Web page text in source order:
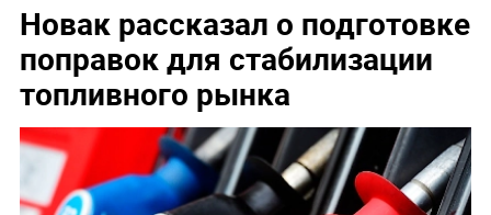
Новак рассказал о подготовке
поправок для стабилизации
топливного рынка